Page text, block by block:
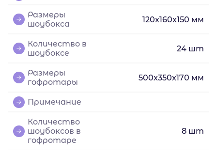
Размеры
шоубокса
120x160x150 мм
Количество в
шоубоксе
24 шт
Размеры
гофротары
500x350x170 мм
Примечание
Количество
шоубоксов в
гофротаре
8 шт